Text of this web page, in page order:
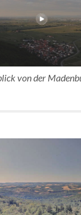
von der